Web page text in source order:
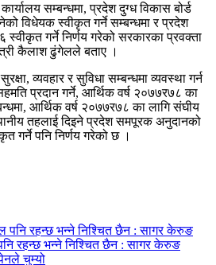
सम्बन्धमा, प्रदेश दुग्ध विकास बोर्ड
विधेयक स्वीकृत गर्ने सम्बन्धमा र प्रदेश
स्वीकृत गर्ने निर्णय गरेको सरकारका प्रवक्ता
कैलाश ढुंगेलले बताए ।
व्यवहार र सुविधा सम्बन्धमा व्यवस्था गर्न
प्रदान गर्ने, आर्थिक वर्ष २०७७र७८ का
आर्थिक वर्ष २०७७र७८ का लागि संघीय
तहलाई दिइने प्रदेश समपूरक अनुदानको
गर्ने पनि निर्णय गरेको छ ।
रहन्छ भन्ने निश्चित छैन : सागर केरुङ